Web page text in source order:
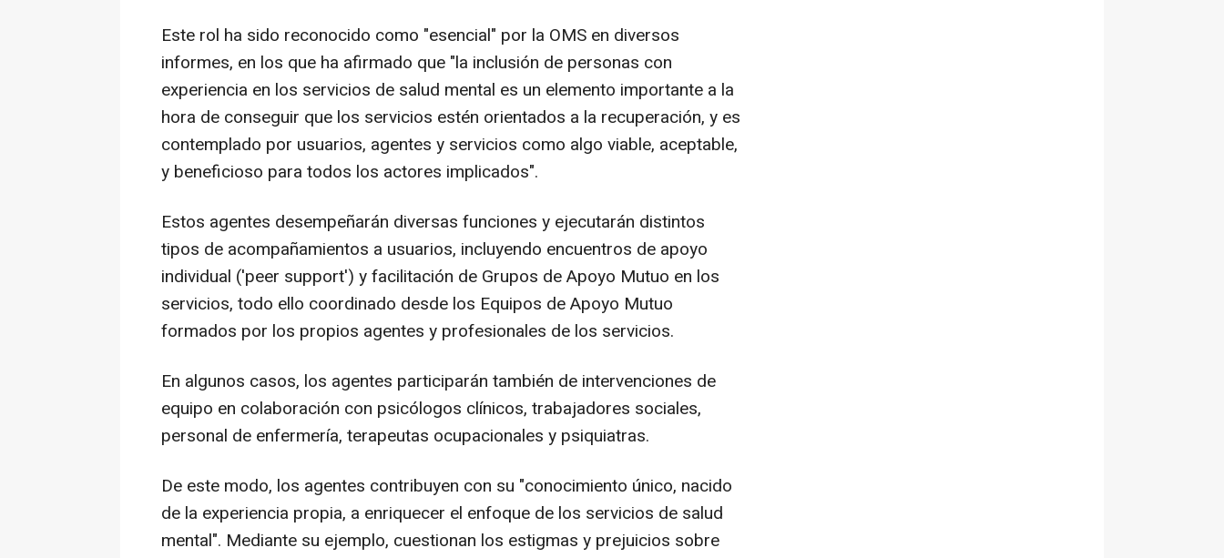
Este rol ha sido reconocido como "esencial" por la OMS en diversos
informes, en los que ha afirmado que "la inclusión de personas con
experiencia en los servicios de salud mental es un elemento importante a la
hora de conseguir que los servicios estén orientados a la recuperación, y es
contemplado por usuarios, agentes y servicios como algo viable, aceptable,
y beneficioso para todos los actores implicados".
Estos agentes desempeñarán diversas funciones y ejecutarán distintos
tipos de acompañamientos a usuarios, incluyendo encuentros de apoyo
individual ('peer support') y facilitación de Grupos de Apoyo Mutuo en los
servicios, todo ello coordinado desde los Equipos de Apoyo Mutuo
formados por los propios agentes y profesionales de los servicios.
En algunos casos, los agentes participarán también de intervenciones de
equipo en colaboración con psicólogos clínicos, trabajadores sociales,
personal de enfermería, terapeutas ocupacionales y psiquiatras.
De este modo, los agentes contribuyen con su "conocimiento único, nacido
de la experiencia propia, a enriquecer el enfoque de los servicios de salud
mental". Mediante su ejemplo, cuestionan los estigmas y prejuicios sobre